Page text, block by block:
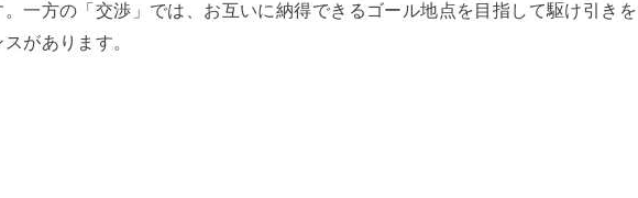
一方の「交渉」では、お互いに納得できるゴール地点を目指して駆け引きを
があります。